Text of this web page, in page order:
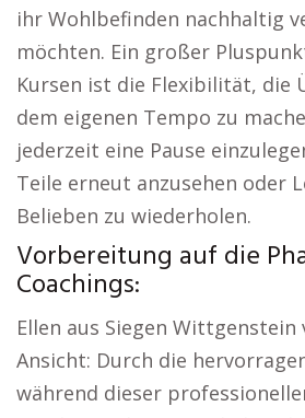
ihr Wohlbefinden nachhaltig
möchten. Ein großer
Kursen ist die Flexibilität, die
dem eigenen Tempo zu
jederzeit eine Pause
Teile erneut anzusehen oder
Belieben zu wiederholen.
Vorbereitung auf die
Coachings:
Ellen aus Siegen
Ansicht: Durch die
während dieser